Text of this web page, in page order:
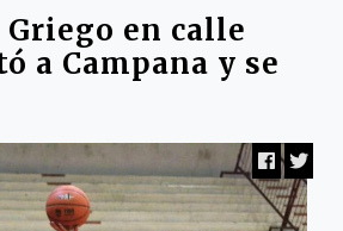
en calle
a Campana y se